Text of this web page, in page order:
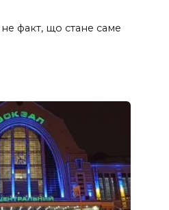
не факт, що стане саме